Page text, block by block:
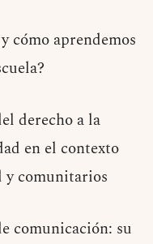
cómo aprendemos
derecho a la
en el contexto
y comunitarios
comunicación: su